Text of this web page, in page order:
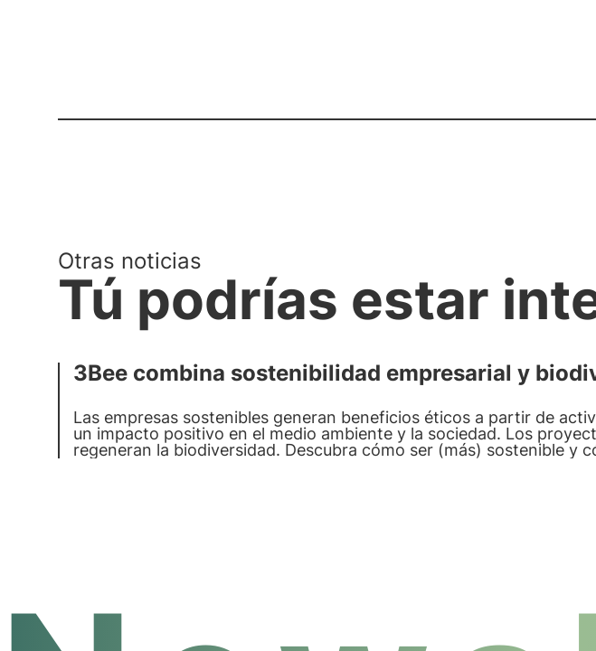
Otras noticias
Tú podrías estar
3Bee combina sostenibilidad empresarial y
Las empresas sostenibles generan beneficios éticos a partir de
un impacto positivo en el medio ambiente y la sociedad. Los
regeneran la biodiversidad. Descubra cómo ser (más) sostenible y